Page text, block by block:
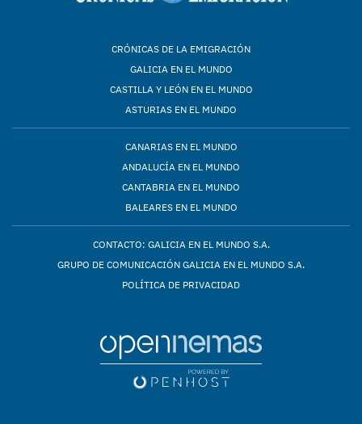
CRÓNICAS DE LA EMIGRACIÓN
GALICIA EN EL MUNDO
CASTILLA Y LEÓN EN EL MUNDO
ASTURIAS EN EL MUNDO
CANARIAS EN EL MUNDO
ANDALUCÍA EN EL MUNDO
CANTABRIA EN EL MUNDO
BALEARES EN EL MUNDO
CONTACTO: GALICIA EN EL MUNDO S.A.
GRUPO DE COMUNICACIÓN GALICIA EN EL MUNDO S.A.
POLÍTICA DE PRIVACIDAD